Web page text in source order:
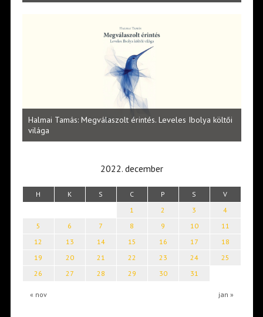
Halmai Tamás: Megválaszolt érintés. Leveles Ibolya költői
világa
2022. december
H K S C P S V
« nov jan »
1 2 3
4
5
6 7 8 9 10
11
12
13 14 15 16 17
18
19
20 21 22 23 24
25
26
27 28 29 30 31